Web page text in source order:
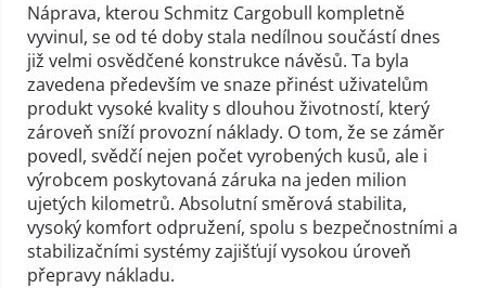
Náprava, kterou Schmitz Cargobull kompletně
vyvinul, se od té doby stala nedílnou součástí dnes
již velmi osvědčené konstrukce návěsů. Ta byla
zavedena především ve snaze přinést uživatelům
produkt vysoké kvality s dlouhou životností, který
zároveň sníží provozní náklady. O tom, že se záměr
povedl, svědčí nejen počet vyrobených kusů, ale i
výrobcem poskytovaná záruka na jeden milion
ujetých kilometrů. Absolutní směrová stabilita,
vysoký komfort odpružení, spolu s bezpečnostními a
stabilizačními systémy zajišťují vysokou úroveň
přepravy nákladu.